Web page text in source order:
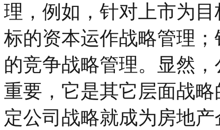
理，例如，针对上市为
标的资本运作战略管理
的竞争战略管理。显然
重要，它是其它层面战
定公司战略就成为房地